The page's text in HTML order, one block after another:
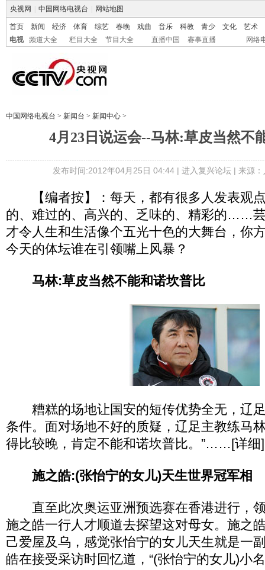
央视网 中国网络电视台 网站地图
首页 新闻 经济 体育 综艺 春晚 戏曲 音乐 科教 青少 文化
艺术
电视
频道大全 栏目大全 节目大全 直播中国 赛事直播 网络
中国网络电视台 > 新闻台 > 新闻中心 >
4月23日说运会--马林:草皮当然不
发布时间:2012年04月25日 04:44 | 进入复兴论坛| 来源
【编者按】：每天，都有很多人发表观
的、难过的、高兴的、乏味的、精彩的……
才令人生和生活像个五光十色的大舞台，你
今天的体坛谁在引领嘴上风暴？
马林:草皮当然不能和诺坎普比
糟糕的场地让国安的短传优势全无，辽
条件。面对场地不好的质疑，辽足主教练马
得比较晚，肯定不能和诺坎普比。”……[详细]
施之皓:(张怡宁的女儿)天生世界冠军相
直至此次奥运亚洲预选赛在香港进行，
施之皓一行人才顺道去探望这对母女。施之
己爱屋及乌，感觉张怡宁的女儿天生就是一
皓在接受采访时回忆道，“(张怡宁的女儿)